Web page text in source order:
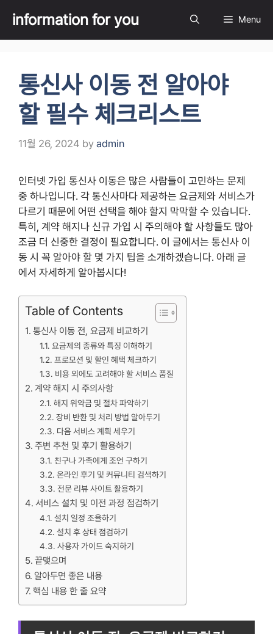
content
information for you Menu
통신사 이동 전 알아야
할 필수 체크리스트
11월 26, 2024 by admin
인터넷 가입 통신사 이동은 많은 사람들이 고민하는 문제
중 하나입니다. 각 통신사마다 제공하는 요금제와 서비스가
다르기 때문에 어떤 선택을 해야 할지 막막할 수 있습니다.
특히, 계약 해지나 신규 가입 시 주의해야 할 사항들도 많아
조금 더 신중한 결정이 필요합니다. 이 글에서는 통신사 이
동 시 꼭 알아야 할 몇 가지 팁을 소개하겠습니다. 아래 글
에서 자세하게 알아봅시다!
Table of Contents
통신사 이동 전, 요금제 비교하기
요금제의 종류와 특징 이해하기
프로모션 및 할인 혜택 체크하기
비용 외에도 고려해야 할 서비스 품질
계약 해지 시 주의사항
해지 위약금 및 절차 파악하기
장비 반환 및 처리 방법 알아두기
다음 서비스 계획 세우기
주변 추천 및 후기 활용하기
친구나 가족에게 조언 구하기
온라인 후기 및 커뮤니티 검색하기
전문 리뷰 사이트 활용하기
서비스 설치 및 이전 과정 점검하기
설치 일정 조율하기
설치 후 상태 점검하기
사용자 가이드 숙지하기
끝맺으며
알아두면 좋은 내용
핵심 내용 한 줄 요약